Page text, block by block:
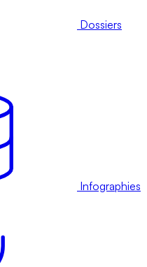
Dossiers
Infographies